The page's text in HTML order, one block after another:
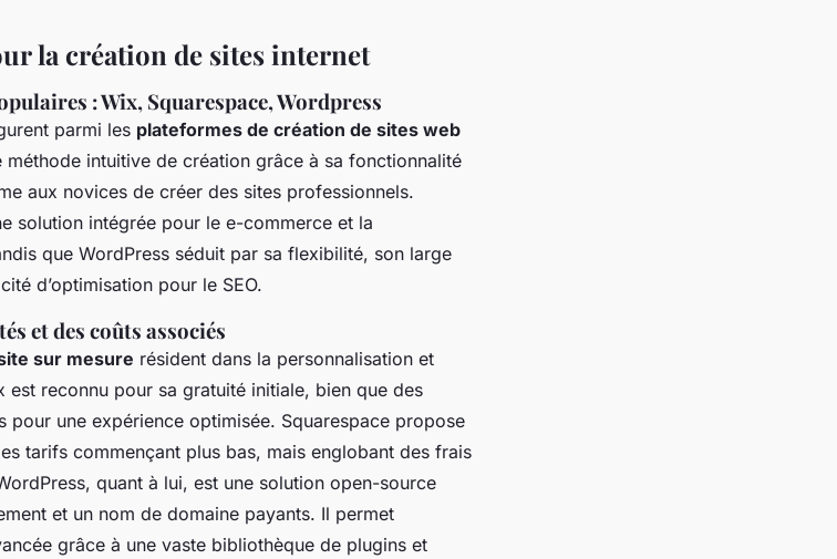
la création de sites internet
: Wix, Squarespace, Wordpress
parmi les plateformes de création de sites web
intuitive de création grâce à sa fonctionnalité
aux novices de créer des sites professionnels.
solution intégrée pour le e-commerce et la
que WordPress séduit par sa flexibilité, son large
d’optimisation pour le SEO.
et des coûts associés
sur mesure résident dans la personnalisation et
reconnu pour sa gratuité initiale, bien que des
une expérience optimisée. Squarespace propose
tarifs commençant plus bas, mais englobant des frais
quant à lui, est une solution open-source
et un nom de domaine payants. Il permet
grâce à une vaste bibliothèque de plugins et